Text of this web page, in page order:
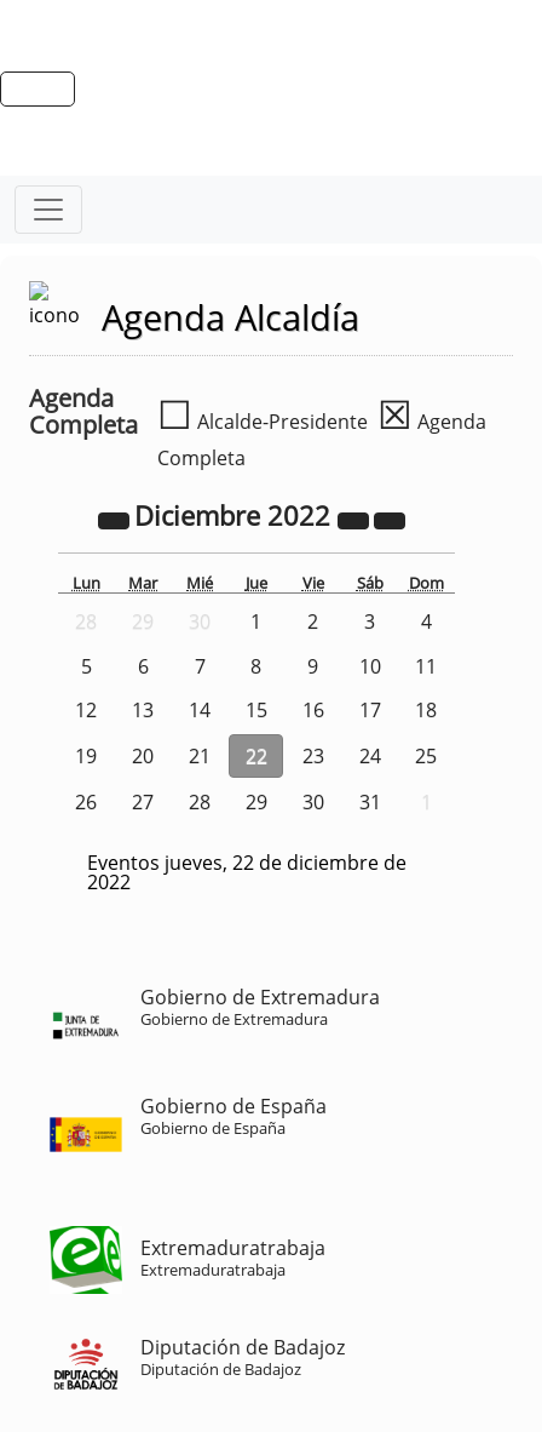
Agenda Alcaldía
Agenda
Completa
☐ Alcalde-Presidente ☒ Agenda
Completa
Diciembre 2022
Lun Mar Mié Jue Vie Sáb Dom
28 29 30 1 2 3
4
5
6 7 8 9 10
11
12
13 14 15 16 17
18
19
20 21 22 23 24
25
26
27 28 29 30 31 1
Eventos jueves, 22 de diciembre de
2022
Gobierno de Extremadura
Gobierno de Extremadura
Gobierno de España
Gobierno de España
Extremaduratrabaja
Extremaduratrabaja
Diputación de Badajoz
Diputación de Badajoz